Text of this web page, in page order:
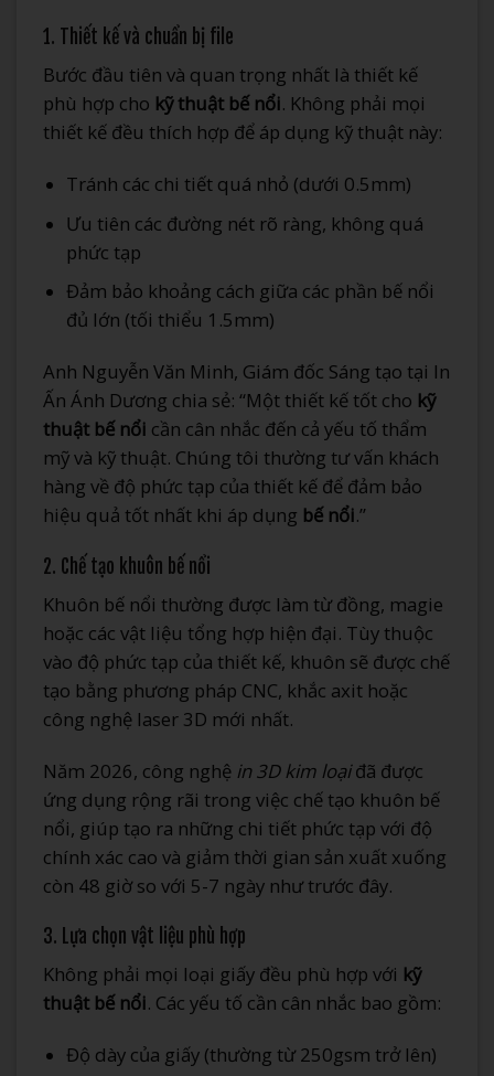
1. Thiết kế và chuẩn bị file
Bước đầu tiên và quan trọng nhất là thiết kế
phù hợp cho kỹ thuật bế nổi. Không phải mọi
thiết kế đều thích hợp để áp dụng kỹ thuật này:
Tránh các chi tiết quá nhỏ (dưới 0.5mm)
Ưu tiên các đường nét rõ ràng, không quá
phức tạp
Đảm bảo khoảng cách giữa các phần bế nổi
đủ lớn (tối thiểu 1.5mm)
Anh Nguyễn Văn Minh, Giám đốc Sáng tạo tại In
Ấn Ánh Dương chia sẻ: “Một thiết kế tốt cho kỹ
thuật bế nổi cần cân nhắc đến cả yếu tố thẩm
mỹ và kỹ thuật. Chúng tôi thường tư vấn khách
hàng về độ phức tạp của thiết kế để đảm bảo
hiệu quả tốt nhất khi áp dụng bế nổi.”
2. Chế tạo khuôn bế nổi
Khuôn bế nổi thường được làm từ đồng, magie
hoặc các vật liệu tổng hợp hiện đại. Tùy thuộc
vào độ phức tạp của thiết kế, khuôn sẽ được chế
tạo bằng phương pháp CNC, khắc axit hoặc
công nghệ laser 3D mới nhất.
Năm 2026, công nghệ in 3D kim loạiđã được
ứng dụng rộng rãi trong việc chế tạo khuôn bế
nổi, giúp tạo ra những chi tiết phức tạp với độ
chính xác cao và giảm thời gian sản xuất xuống
còn 48 giờ so với 5-7 ngày như trước đây.
3. Lựa chọn vật liệu phù hợp
Không phải mọi loại giấy đều phù hợp với kỹ
thuật bế nổi. Các yếu tố cần cân nhắc bao gồm:
Độ dày của giấy (thường từ 250gsm trở lên)